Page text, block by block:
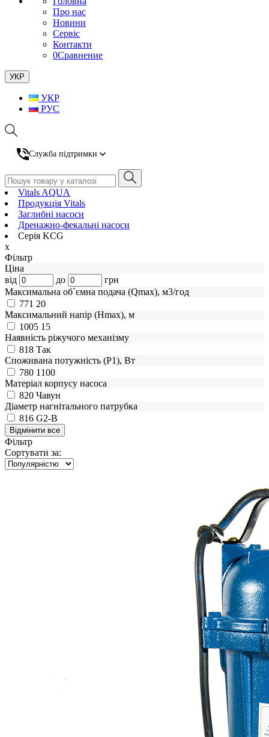
Про нас
Новини
Сервіс
Контакти
0Сравнение
УКР
УКР
РУС
Служба підтримки
Vitals AQUA
Продукція Vitals
Заглибні насоси
Дренажно-фекальні насоси
Серія KCG
x
Фiльтр
Ціна
від
до
грн
Максимальна об`ємна подача (Qmax), м3/год
771 20
Максимальний напір (Нmax), м
1005 15
Наявність ріжучого механізму
818 Так
Споживана потужність (Р1), Вт
780 1100
Матеріал корпусу насоса
820 Чавун
Діаметр нагнітального патрубка
816 G2-B
Фільтр
Сортувати за: